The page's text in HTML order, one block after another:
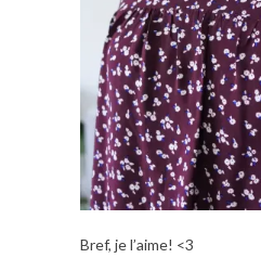
Bref, je l’aime! <3